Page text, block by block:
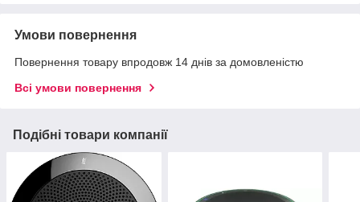
Умови повернення
Повернення товару впродовж 14 днів за домовленістю
Всі умови повернення
Подібні товари компанії